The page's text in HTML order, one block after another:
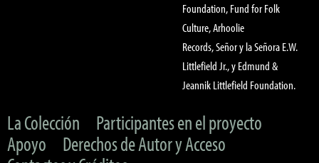
Foundation, Fund for Folk
Culture, Arhoolie
Records, Señor y la Señora E.W.
Littlefield Jr., y Edmund &
Jeannik Littlefield Foundation.
La Colección
Participantes en el proyecto
Apoyo
Derechos de Autor y Acceso